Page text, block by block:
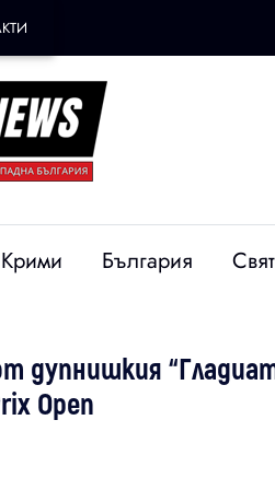
Крими България Свят
дупнишкия
Open